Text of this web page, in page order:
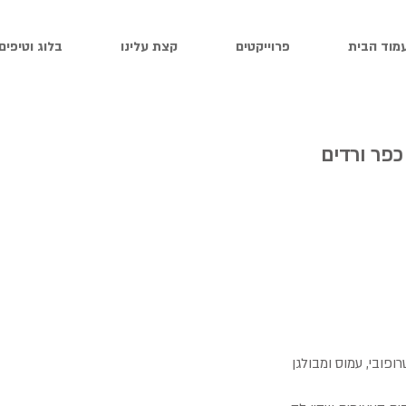
הבית פרוייקטים קצת עלינו בלוג וטיפים
ורדים
עמוס ומבולגן